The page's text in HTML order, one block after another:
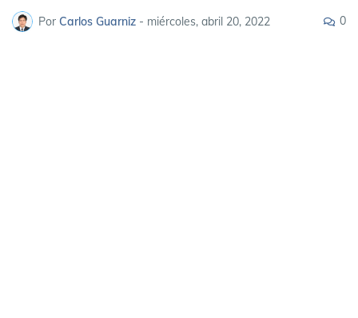
Por Carlos Guarniz - miércoles, abril 20, 2022 0